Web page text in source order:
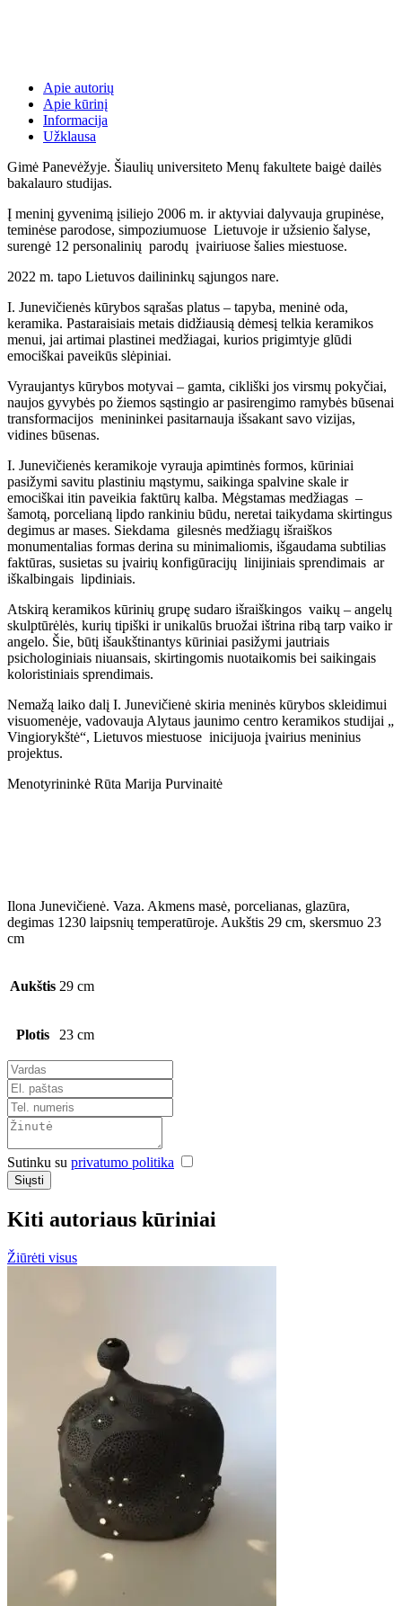
Apie autorių
Apie kūrinį
Informacija
Užklausa
Gimė Panevėžyje. Šiaulių universiteto Menų fakultete baigė dailės
bakalauro studijas.
Į meninį gyvenimą įsiliejo 2006 m. ir aktyviai dalyvauja grupinėse,
teminėse parodose, simpoziumuose Lietuvoje ir užsienio šalyse,
surengė 12 personalinių parodų įvairiuose šalies miestuose.
2022 m. tapo Lietuvos dailininkų sąjungos nare.
I. Junevičienės kūrybos sąrašas platus – tapyba, meninė oda,
keramika. Pastaraisiais metais didžiausią dėmesį telkia keramikos
menui, jai artimai plastinei medžiagai, kurios prigimtyje glūdi
emociškai paveikūs slėpiniai.
Vyraujantys kūrybos motyvai – gamta, cikliški jos virsmų pokyčiai,
naujos gyvybės po žiemos sąstingio ar pasirengimo ramybės būsenai
transformacijos menininkei pasitarnauja išsakant savo vizijas,
vidines būsenas.
I. Junevičienės keramikoje vyrauja apimtinės formos, kūriniai
pasižymi savitu plastiniu mąstymu, saikinga spalvine skale ir
emociškai itin paveikia faktūrų kalba. Mėgstamas medžiagas –
šamotą, porcelianą lipdo rankiniu būdu, neretai taikydama skirtingus
degimus ar mases. Siekdama gilesnės medžiagų išraiškos
monumentalias formas derina su minimaliomis, išgaudama subtilias
faktūras, susietas su įvairių konfigūracijų linijiniais sprendimais ar
iškalbingais lipdiniais.
Atskirą keramikos kūrinių grupę sudaro išraiškingos vaikų – angelų
skulptūrėlės, kurių tipiški ir unikalūs bruožai ištrina ribą tarp vaiko ir
angelo. Šie, būtį išaukštinantys kūriniai pasižymi jautriais
psichologiniais niuansais, skirtingomis nuotaikomis bei saikingais
koloristiniais sprendimais.
Nemažą laiko dalį I. Junevičienė skiria meninės kūrybos skleidimui
visuomenėje, vadovauja Alytaus jaunimo centro keramikos studijai „
Vingiorykštė“, Lietuvos miestuose inicijuoja įvairius meninius
projektus.
Menotyrininkė Rūta Marija Purvinaitė
Ilona Junevičienė. Vaza. Akmens masė, porcelianas, glazūra,
degimas 1230 laipsnių temperatūroje. Aukštis 29 cm, skersmuo 23
cm
Aukštis 29 cm
Plotis 23 cm
Sutinku su privatumo politika
Siųsti
Kiti autoriaus kūriniai
Žiūrėti visus